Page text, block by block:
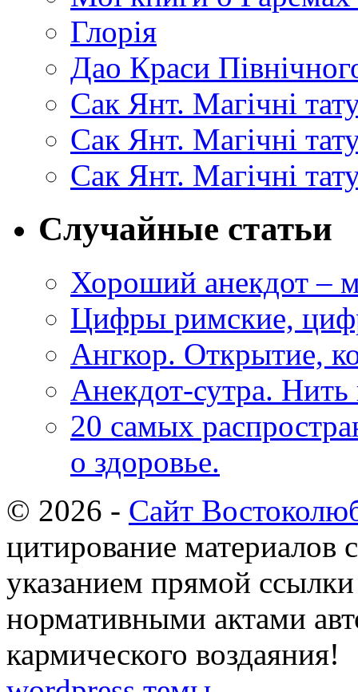
Глорія
Дао Краси
Сак Янт. Магічні
Сак Янт. Магічні
Сак Янт. Магічні
Случайные статьи
Хороший анекдот –
Цифры римские,
Ангкор. Открытие,
Анекдот-сутра.
20 самых
о здоровье.
© 2026 - Сайт
цитирование материалов
указанием прямой
нормативными актами
кармического воздаяния!